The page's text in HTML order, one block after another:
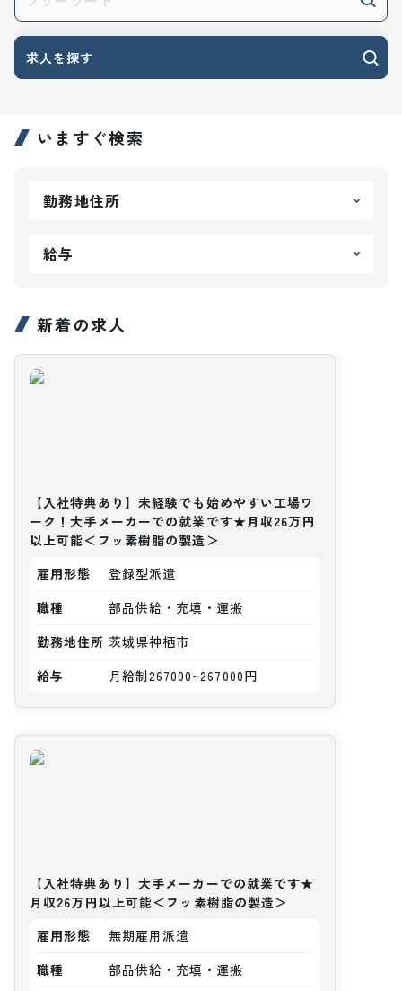
求人を探す
いますぐ検索
勤務地住所
給与
新着の求人
【入社特典あり】未経験でも始めやすい工場ワ
ーク！大手メーカーでの就業です★月収26万円
以上可能＜フッ素樹脂の製造＞
雇用形態
登録型派遣
職種
部品供給・充填・運搬
勤務地住所 茨城県神栖市
給与
月給制267000~267000円
【入社特典あり】大手メーカーでの就業です★
月収26万円以上可能＜フッ素樹脂の製造＞
雇用形態
無期雇用派遣
職種
部品供給・充填・運搬